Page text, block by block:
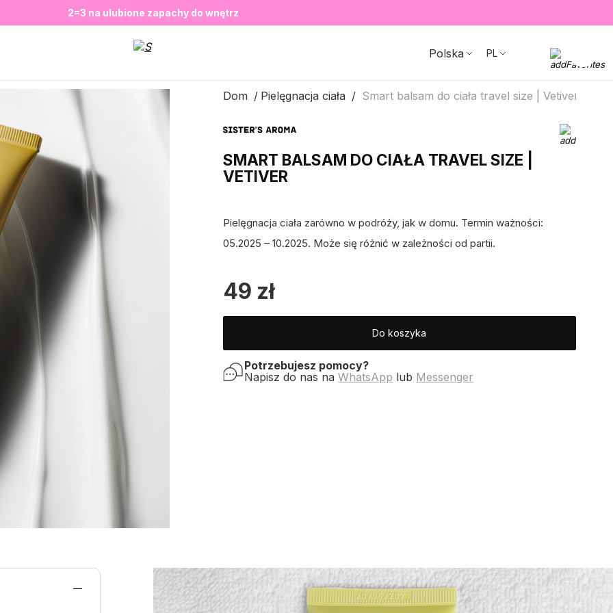
2=3 na ulubione zapachy do wnętrz
SALE do -20%✨
❤️ Perfumy Sugar Porn 50 ml znów dostępne
Nowosci✨
Polska PL
Dom Pielęgnacja ciała Smart balsam do ciała travel size | Vetiver
SMART BALSAM DO CIAŁA TRAVEL SIZE |
VETIVER
Pielęgnacja ciała zarówno w podróży, jak w domu. Termin ważności:
05.2025 – 10.2025. Może się różnić w zależności od partii.
49 zł
Do koszyka
Potrzebujesz pomocy?
Napisz do nas naWhatsApp lub Messenger